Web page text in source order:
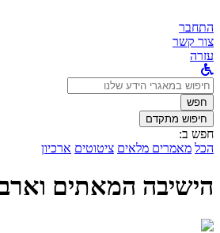
התחבר
צור קשר
עזרה
לחפש
ב:חפש
חיפוש מתקדם
חפש ב:
הכל מאמרים מלאים ציטוטים ארכיון
הישיבה המאתים